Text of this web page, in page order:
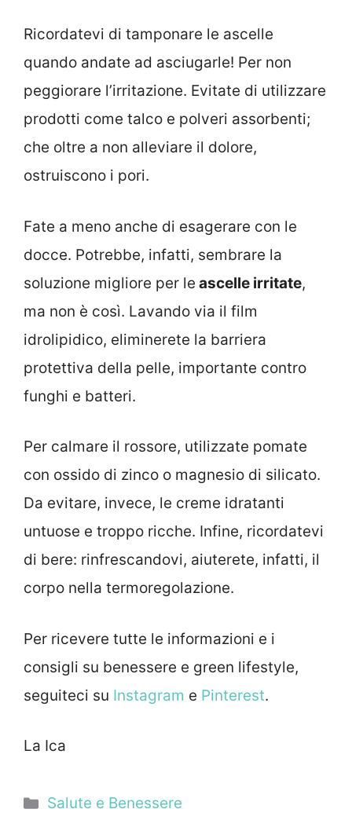
Ricordatevi di tamponare le ascelle
quando andate ad asciugarle! Per non
peggiorare l’irritazione. Evitate di utilizzare
prodotti come talco e polveri assorbenti;
che oltre a non alleviare il dolore,
ostruiscono i pori.
Fate a meno anche di esagerare con le
docce. Potrebbe, infatti, sembrare la
soluzione migliore per le ascelle irritate,
ma non è così. Lavando via il film
idrolipidico, eliminerete la barriera
protettiva della pelle, importante contro
funghi e batteri.
Per calmare il rossore, utilizzate pomate
con ossido di zinco o magnesio di silicato.
Da evitare, invece, le creme idratanti
untuose e troppo ricche. Infine, ricordatevi
di bere: rinfrescandovi, aiuterete, infatti, il
corpo nella termoregolazione.
Per ricevere tutte le informazioni e i
consigli su benessere e green lifestyle,
seguiteci su Instagram e Pinterest.
La Ica
Categorie
Salute e Benessere